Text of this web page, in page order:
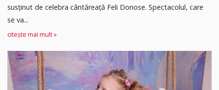
susținut de celebra cântăreață Feli Donose. Spectacolul, care
se va...
citește mai mult »